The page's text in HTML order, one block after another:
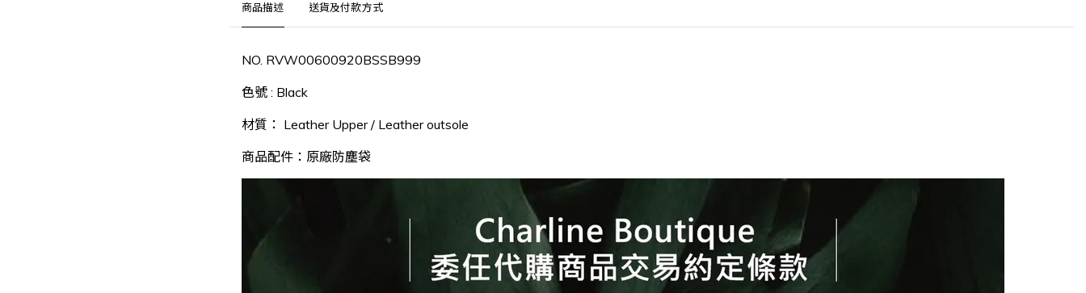
商品描述 送貨及付款方式
NO. RVW00600920BSSB999
色號 : Black
材質： Leather Upper / Leather outsole
商品配件：原廠防塵袋